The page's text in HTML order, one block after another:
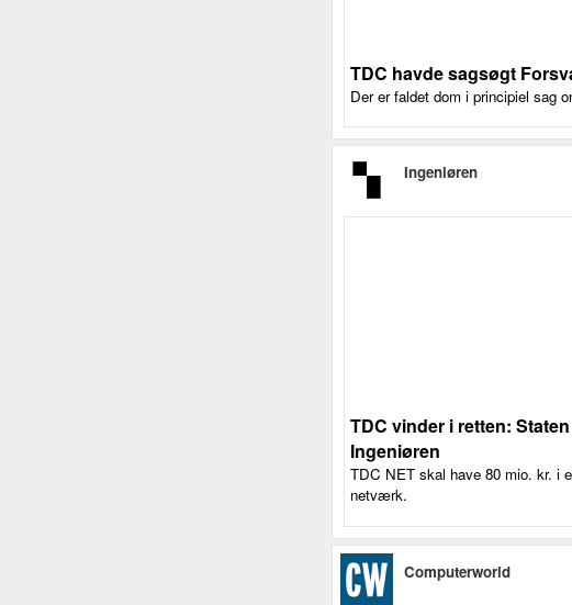
TDC havde sagsøgt
Der er faldet dom i principiel sag
Ingeniøren
TDC vinder i retten:
Ingeniøren
TDC NET skal have 80 mio. kr. i
netværk.
Computerworld